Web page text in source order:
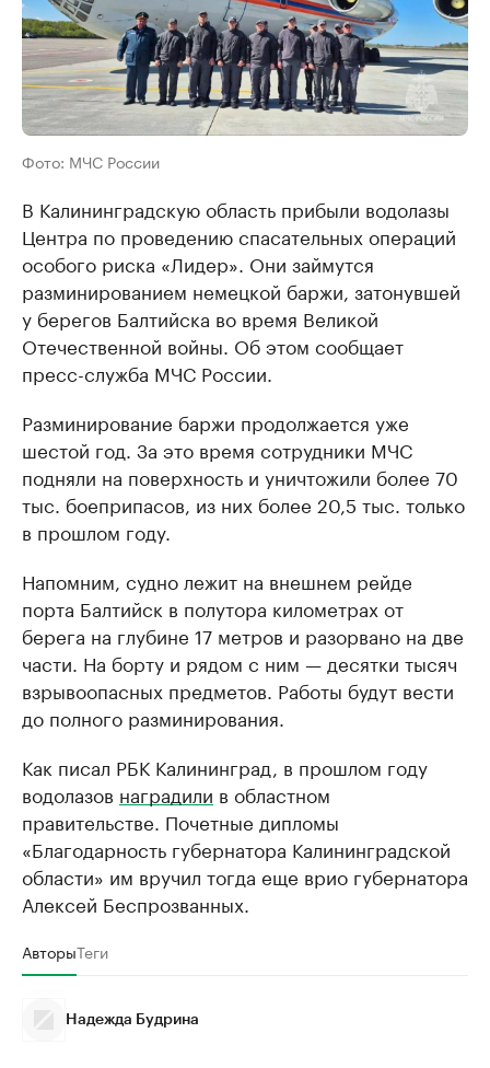
Фото: МЧС России
В Калининградскую область прибыли водолазы
Центра по проведению спасательных операций
особого риска «Лидер». Они займутся
разминированием немецкой баржи, затонувшей
у берегов Балтийска во время Великой
Отечественной войны. Об этом сообщает
пресс-служба МЧС России.
Разминирование баржи продолжается уже
шестой год. За это время сотрудники МЧС
подняли на поверхность и уничтожили более 70
тыс. боеприпасов, из них более 20,5 тыс. только
в прошлом году.
Напомним, судно лежит на внешнем рейде
порта Балтийск в полутора километрах от
берега на глубине 17 метров и разорвано на две
части. На борту и рядом с ним — десятки тысяч
взрывоопасных предметов. Работы будут вести
до полного разминирования.
Как писал РБК Калининград, в прошлом году
водолазов наградили в областном
правительстве. Почетные дипломы
«Благодарность губернатора Калининградской
области» им вручил тогда еще врио губернатора
Алексей Беспрозванных.
АвторыТеги
Надежда Будрина